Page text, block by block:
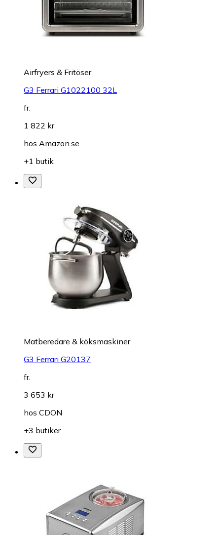
Airfryers & Fritöser
G3 Ferrari G1022100 32L
fr.
1 822 kr
hos Amazon.se
+1 butik
Matberedare & köksmaskiner
G3 Ferrari G20137
fr.
3 653 kr
hos CDON
+3 butiker